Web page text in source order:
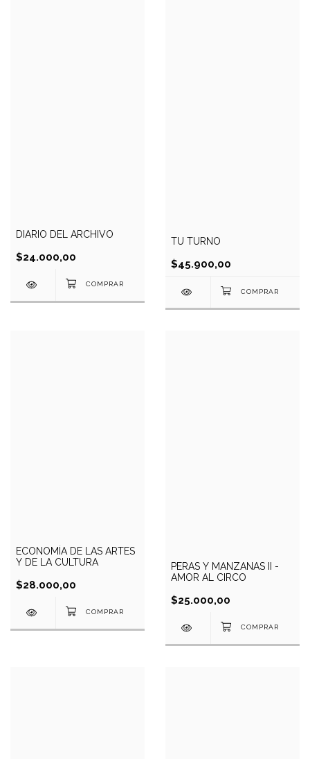
DIARIO DEL ARCHIVO
$24.000,00
TU TURNO
$45.900,00
ECONOMÍA DE LAS ARTES
Y DE LA CULTURA
$28.000,00
PERAS Y MANZANAS II -
AMOR AL CIRCO
$25.000,00